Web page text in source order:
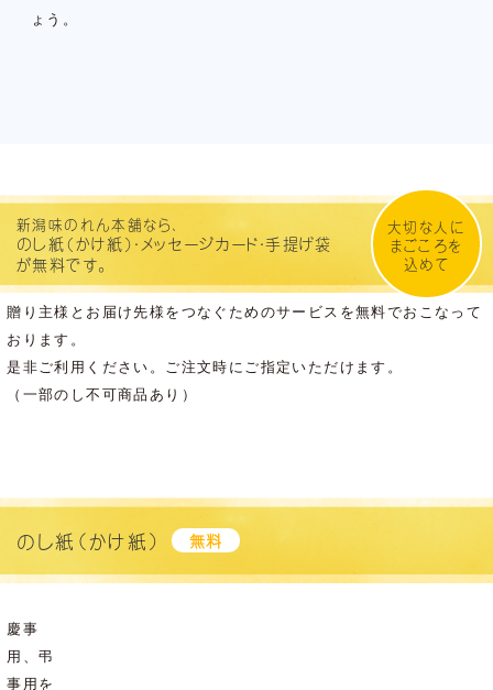
ょう。
新潟味のれん本舗なら、
のし紙（かけ紙）・メッセージカード・手提げ袋
が無料です。
大切な人に
まごころを
込めて
贈り主様とお届け先様をつなぐためのサービスを無料でおこなって
おります。
是非ご利用ください。ご注文時にご指定いただけます。
（一部のし不可商品あり）
のし紙（かけ紙） 無料
慶事
用、弔
事用を